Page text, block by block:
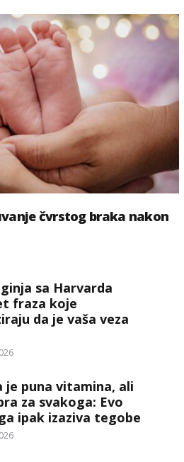
čvrstog braka nakon
sa Harvarda
fraza koje
da je vaša veza
je puna vitamina, ali
za svakoga: Evo
ipak izaziva tegobe